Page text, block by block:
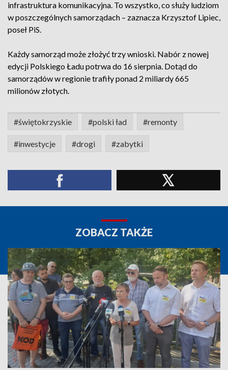
infrastruktura komunikacyjna. To wszystko, co służy ludziom
w poszczególnych samorządach – zaznacza Krzysztof Lipiec,
poseł PiS.
Każdy samorząd może złożyć trzy wnioski. Nabór z nowej
edycji Polskiego Ładu potrwa do 16 sierpnia. Dotąd do
samorządów w regionie trafiły ponad 2 miliardy 665
milionów złotych.
#świętokrzyskie #polski ład #remonty
#inwestycje #drogi #zabytki
ZOBACZ TAKŻE